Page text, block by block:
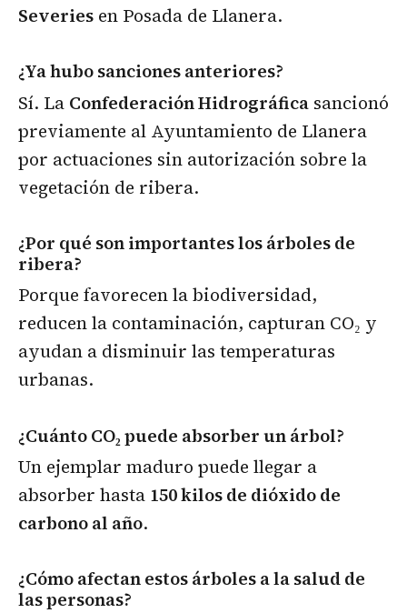
Severies en Posada de Llanera.
¿Ya hubo sanciones anteriores?
Sí. La Confederación Hidrográfica sancionó
previamente al Ayuntamiento de Llanera
por actuaciones sin autorización sobre la
vegetación de ribera.
¿Por qué son importantes los árboles de
ribera?
Porque favorecen la biodiversidad,
reducen la contaminación, capturan CO₂ y
ayudan a disminuir las temperaturas
urbanas.
¿Cuánto CO₂ puede absorber un árbol?
Un ejemplar maduro puede llegar a
absorber hasta 150 kilos de dióxido de
carbono al año.
¿Cómo afectan estos árboles a la salud de
las personas?